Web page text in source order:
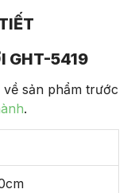
GHT-5419
sản phẩm trước
.